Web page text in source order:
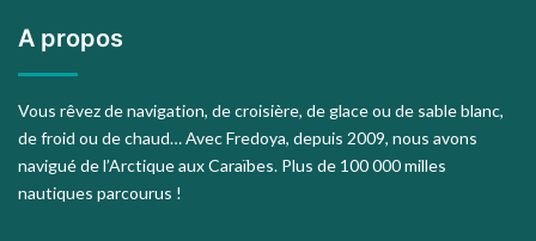
A propos
Vous rêvez de navigation, de croisière, de glace ou de sable blanc,
de froid ou de chaud… Avec Fredoya, depuis 2009, nous avons
navigué de l’Arctique aux Caraïbes. Plus de 100 000 milles
nautiques parcourus !